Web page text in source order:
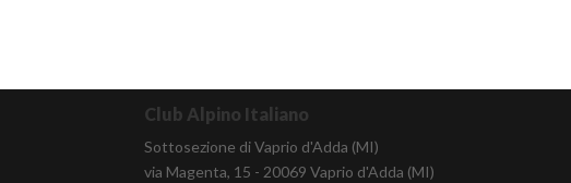
Club Alpino Italiano
Sottosezione di Vaprio d'Adda (MI)
via Magenta, 15 - 20069 Vaprio d'Adda (MI)